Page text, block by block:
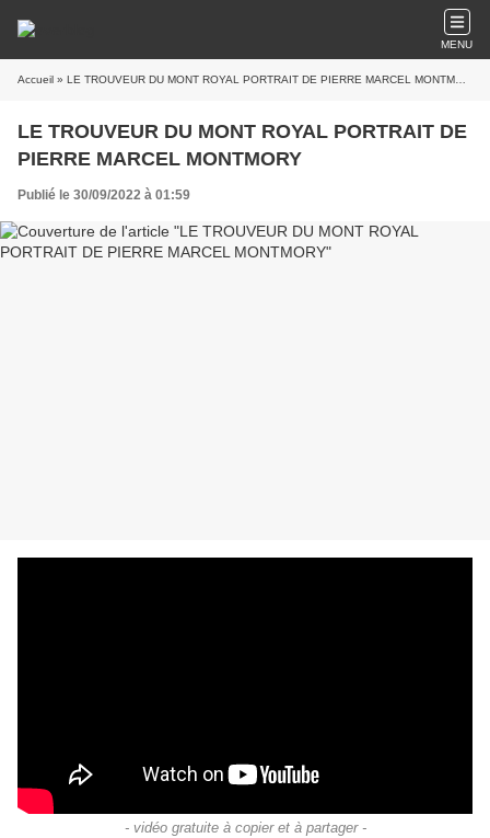
MENU
Accueil » LE TROUVEUR DU MONT ROYAL PORTRAIT DE PIERRE MARCEL MONTMORY
LE TROUVEUR DU MONT ROYAL PORTRAIT DE
PIERRE MARCEL MONTMORY
Publié le 30/09/2022 à 01:59
- vidéo gratuite à copier et à partager -